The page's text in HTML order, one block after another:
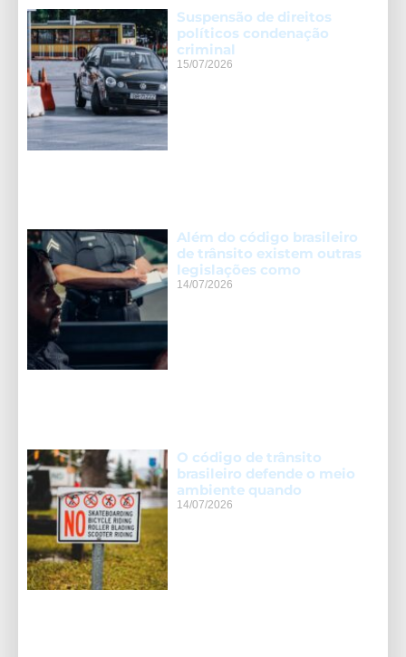
Suspensão de direitos
políticos condenação
criminal
15/07/2026
Além do código brasileiro
de trânsito existem outras
legislações como
14/07/2026
O código de trânsito
brasileiro defende o meio
ambiente quando
14/07/2026